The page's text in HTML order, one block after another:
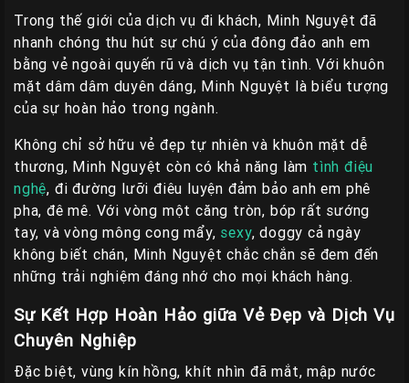
Trong thế giới của dịch vụ đi khách, Minh Nguyệt đã
nhanh chóng thu hút sự chú ý của đông đảo anh em
bằng vẻ ngoài quyến rũ và dịch vụ tận tình. Với khuôn
mặt dâm dâm duyên dáng, Minh Nguyệt là biểu tượng
của sự hoàn hảo trong ngành.
Không chỉ sở hữu vẻ đẹp tự nhiên và khuôn mặt dễ
thương, Minh Nguyệt còn có khả năng làm tình điệu
nghệ, đi đường lưỡi điêu luyện đảm bảo anh em phê
pha, đê mê. Với vòng một căng tròn, bóp rất sướng
tay, và vòng mông cong mẩy, sexy, doggy cả ngày
không biết chán, Minh Nguyệt chắc chắn sẽ đem đến
những trải nghiệm đáng nhớ cho mọi khách hàng.
Sự Kết Hợp Hoàn Hảo giữa Vẻ Đẹp và Dịch Vụ
Chuyên Nghiệp
Đặc biệt, vùng kín hồng, khít nhìn đã mắt, mập nước